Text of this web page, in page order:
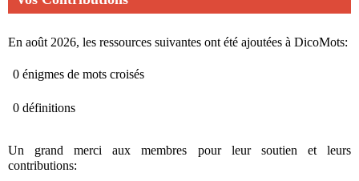
En août 2026, les ressources suivantes ont été ajoutées à DicoMots:
0 énigmes de mots croisés
0 définitions
Un grand merci aux membres pour leur soutien et leurs
contributions: